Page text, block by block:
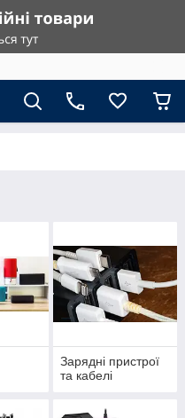
Зарядні пристрої
та кабелі